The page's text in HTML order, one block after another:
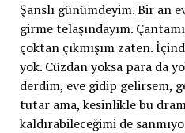
Şanslı günümdeyim. Bir an
girme telaşındayım.
çoktan çıkmışım zaten.
yok. Cüzdan yoksa para da
derdim, eve gidip gelirsem,
tutar ama, kesinlikle bu
kaldırabileceğimi de